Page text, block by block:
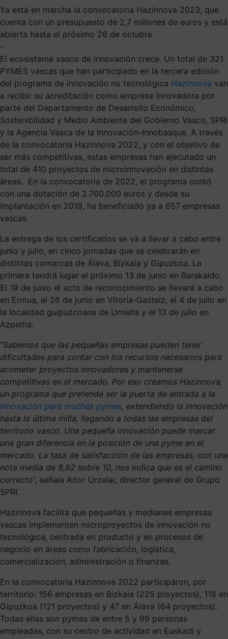
Ya está en marcha la convocatoria Hazinnova 2023, que
cuenta con un presupuesto de 2,7 millones de euros y está
abierta hasta el próximo 26 de octubre
-
El ecosistema vasco de innovación crece. Un total de 321
PYMES vascas que han participado en la tercera edición
del programa de innovación no tecnológica Hazinnova van
a recibir su acreditación como empresa innovadora por
parte del Departamento de Desarrollo Económico,
Sostenibilidad y Medio Ambiente del Gobierno Vasco, SPRI
y la Agencia Vasca de la Innovación-Innobasque. A través
de la convocatoria Hazinnova 2022, y con el objetivo de
ser más competitivas, estas empresas han ejecutado un
total de 410 proyectos de microinnovación en distintas
áreas. En la convocatoria de 2022, el programa contó
con una dotación de 2.760.000 euros y desde su
implantación en 2019, ha beneficiado ya a 657 empresas
vascas.
La entrega de los certificados se va a llevar a cabo entre
junio y julio, en cinco jornadas que se celebrarán en
distintas comarcas de Álava, Bizkaia y Gipuzkoa. La
primera tendrá lugar el próximo 13 de junio en Barakaldo.
El 19 de junio el acto de reconocimiento se llevará a cabo
en Ermua, el 26 de junio en Vitoria-Gasteiz, el 4 de julio en
la localidad guipuzcoana de Urnieta y el 13 de julio en
Azpeitia.
“Sabemos que las pequeñas empresas pueden tener
dificultades para contar con los recursos necesarios para
acometer proyectos innovadores y mantenerse
competitivas en el mercado. Por eso creamos Hazinnova,
un programa que pretende ser la puerta de entrada a la
innovación para muchas pymes, extendiendo la innovación
hasta la última milla, llegando a todas las empresas del
territorio vasco. Una pequeña innovación puede marcar
una gran diferencia en la posición de una pyme en el
mercado. La tasa de satisfacción de las empresas, con una
nota media de 8,82 sobre 10, nos indica que es el camino
correcto”, señala Aitor Urzelai, director general de Grupo
SPRI.
Hazinnova facilita que pequeñas y medianas empresas
vascas implementen microproyectos de innovación no
tecnológica, centrada en producto y en procesos de
negocio en áreas como fabricación, logística,
comercialización, administración o finanzas.
En la convocatoria Hazinnova 2022 participaron, por
territorio: 156 empresas en Bizkaia (225 proyectos), 118 en
Gipuzkoa (121 proyectos) y 47 en Álava (64 proyectos).
Todas ellas son pymes de entre 5 y 99 personas
empleadas, con su centro de actividad en Euskadi y